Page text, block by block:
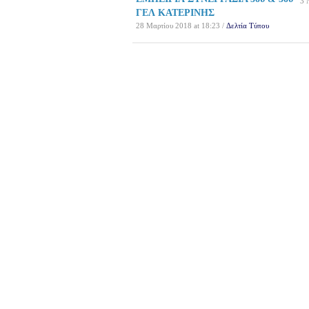
ΓΕΛ ΚΑΤΕΡΙΝΗΣ
28 Μαρτίου 2018 at 18:23 / Δελτία Τύπου